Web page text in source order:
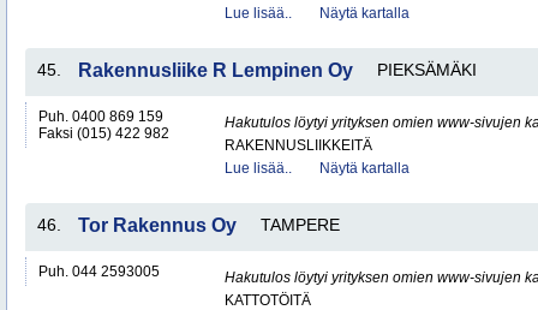
Lue lisää..
Näytä kartalla
45. Rakennusliike R Lempinen Oy PIEKSÄMÄKI
Puh. 0400 869 159
Faksi (015) 422 982
Hakutulos löytyi yrityksen omien www-sivujen
RAKENNUSLIIKKEITÄ
Lue lisää..
Näytä kartalla
46. Tor Rakennus Oy TAMPERE
Puh. 044 2593005
Hakutulos löytyi yrityksen omien www-sivujen
KATTOTÖITÄ